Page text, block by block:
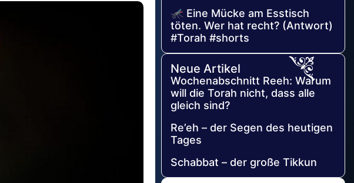
🦟 Eine Mücke am Esstisch
töten. Wer hat recht? (Antwort)
#Torah #shorts
Neue Artikel
Wochenabschnitt Reeh: Warum
will die Torah nicht, dass alle
gleich sind?
Re’eh – der Segen des heutigen
Tages
Schabbat – der große Tikkun